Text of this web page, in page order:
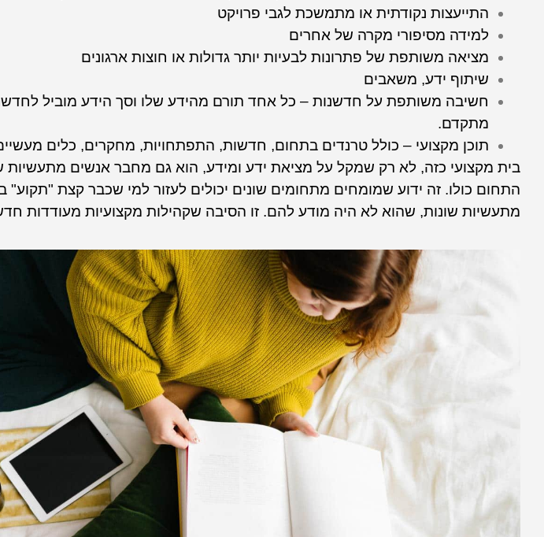
התייעצות נקודתית או מתמשכת לגבי פרויקט
למידה מסיפורי מקרה של אחרים
מציאה משותפת של פתרונות לבעיות יותר גדולות או חוצות ארגונים
שיתוף ידע, משאבים
חשיבה משותפת על חדשנות – כל אחד תורם מהידע שלו וסך הידע מוביל
מתקדם.
תוכן מקצועי – כולל טרנדים בתחום, חדשות, התפתחויות, מחקרים, כלים
בית מקצועי כזה, לא רק שמקל על מציאת ידע ומידע, הוא גם מחבר אנשים מתעשיות
התחום כולו. זה ידוע שמומחים מתחומים שונים יכולים לעזור למי שכבר קצת
מתעשיות שונות, שהוא לא היה מודע להם. זו הסיבה שקהילות מקצועיות מעודדות